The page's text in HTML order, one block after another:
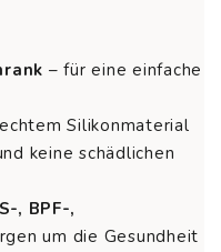
– für eine einfache
Silikonmaterial
keine schädlichen
, BPF-,
um die Gesundheit